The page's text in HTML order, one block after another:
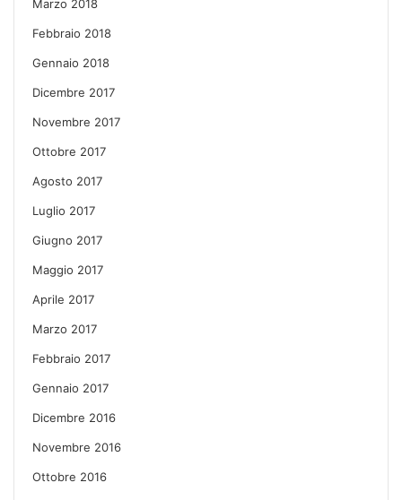
Marzo 2018
Febbraio 2018
Gennaio 2018
Dicembre 2017
Novembre 2017
Ottobre 2017
Agosto 2017
Luglio 2017
Giugno 2017
Maggio 2017
Aprile 2017
Marzo 2017
Febbraio 2017
Gennaio 2017
Dicembre 2016
Novembre 2016
Ottobre 2016